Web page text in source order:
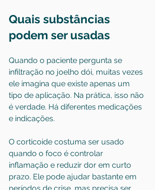
Quais substâncias
podem ser usadas
Quando o paciente pergunta se
infiltração no joelho dói, muitas vezes
ele imagina que existe apenas um
tipo de aplicação. Na prática, isso não
é verdade. Há diferentes medicações
e indicações.
O corticoide costuma ser usado
quando o foco é controlar
inflamação e reduzir dor em curto
prazo. Ele pode ajudar bastante em